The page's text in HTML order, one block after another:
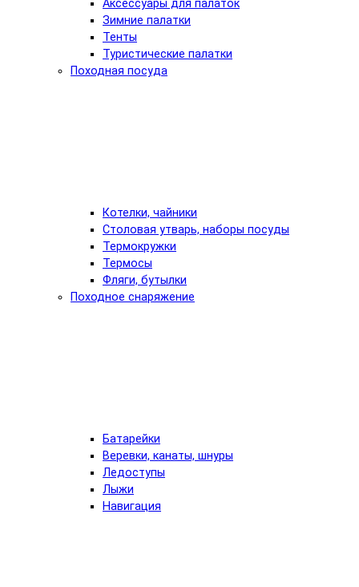
Аксессуары для палаток
Зимние палатки
Тенты
Туристические палатки
Походная посуда
Котелки, чайники
Столовая утварь, наборы посуды
Термокружки
Термосы
Фляги, бутылки
Походное снаряжение
Батарейки
Веревки, канаты, шнуры
Ледоступы
Лыжи
Навигация